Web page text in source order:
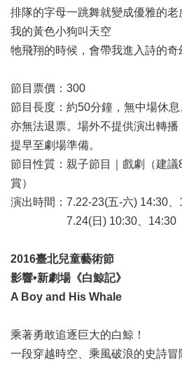
排隊的字母一跳舞就變成優雅的老
我的黃色小狗叫天空
牠飛翔的時候，會帶我進入詩的奇
節目票價：300
節目長度：約50分鐘，無中場休息
亦無法退票。場外不提供演出轉播
提早至劇場準備。
節目性質：親子節目｜戲劇（建
賞）
演出時間：7.22-23(五-六) 14:30、
7.24(日) 10:30、14:30
2016臺北兒童藝術節
影響•新劇場《白鯨記》
A Boy and His Whale
乘著勇敢追逐巨大的白鯨！
一段穿越時空、乘風破浪的史詩冒